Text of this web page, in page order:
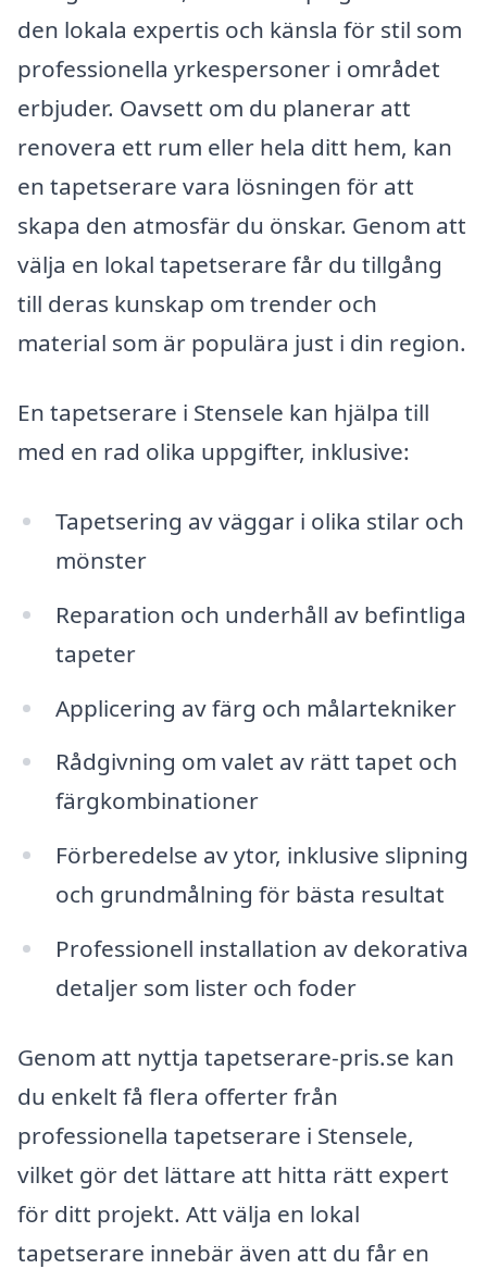
den lokala expertis och känsla för stil som
professionella yrkespersoner i området
erbjuder. Oavsett om du planerar att
renovera ett rum eller hela ditt hem, kan
en tapetserare vara lösningen för att
skapa den atmosfär du önskar. Genom att
välja en lokal tapetserare får du tillgång
till deras kunskap om trender och
material som är populära just i din region.
En tapetserare i Stensele kan hjälpa till
med en rad olika uppgifter, inklusive:
Tapetsering av väggar i olika stilar och
mönster
Reparation och underhåll av befintliga
tapeter
Applicering av färg och målartekniker
Rådgivning om valet av rätt tapet och
färgkombinationer
Förberedelse av ytor, inklusive slipning
och grundmålning för bästa resultat
Professionell installation av dekorativa
detaljer som lister och foder
Genom att nyttja tapetserare-pris.se kan
du enkelt få flera offerter från
professionella tapetserare i Stensele,
vilket gör det lättare att hitta rätt expert
för ditt projekt. Att välja en lokal
tapetserare innebär även att du får en